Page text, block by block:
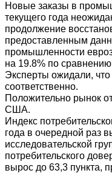
Новые заказы в
текущего года
продолжение
предоставленным
промышленности
на 19.8% по
Эксперты ожидали,
соответственно.
Положительно рынок
США.
Индекс
года в очередной раз
исследовательской
потребительского
вырос до 63,3 пункта,